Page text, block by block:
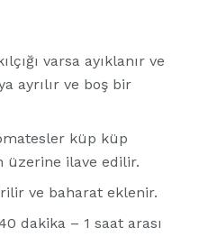
varsa ayıklanır ve
ayrılır ve boş bir
küp küp
üzerine ilave edilir.
ve baharat eklenir.
dakika – 1 saat arası